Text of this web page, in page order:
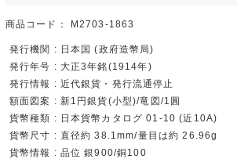
商品コード： M2703-1863
発行機関 : 日本国 (政府造幣局)
発行年号 : 大正3年銘(1914年)
発行情報 : 近代銀貨・発行流通停止
額面図案 : 新1円銀貨(小型)/竜図/1圓
貨幣種類 : 日本貨幣カタログ 01-10 (近10A)
貨幣尺寸 : 直径約 38.1mm/量目は約 26.96g
貨幣情報 : 品位 銀900/銅100